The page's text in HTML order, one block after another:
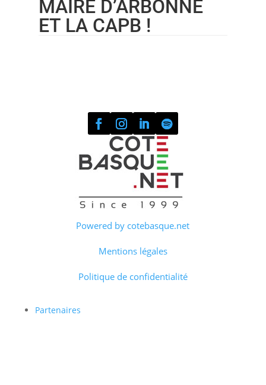
MAIRE D’ARBONNE
ET LA CAPB !
Powered by cotebasque.net
Mentions légales
Politique de confidentialité
Partenaires